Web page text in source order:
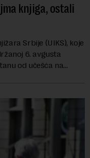
knjiga, ostali
Srbije (UIKS), koje
6. avgusta
od učešća na